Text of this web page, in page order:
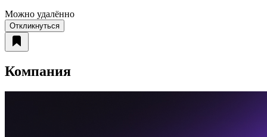
Можно удалённо
Откликнуться
Компания